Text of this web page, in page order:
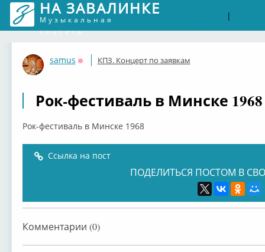
НА ЗАВАЛИНКЕ
Музыкальная
соцсеть
|
samus
Оффлайн
КПЗ. Концерт по заявкам
Рок-фестиваль в Минске 1968
Рок-фестиваль в Минске 1968
Ссылка на пост
ПОДЕЛИТЬСЯ ПОСТОМ В
Комментарии (0)